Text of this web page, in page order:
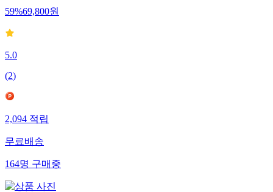
59%69,800원
5.0
(2)
2,094 적립
무료배송
164명 구매중